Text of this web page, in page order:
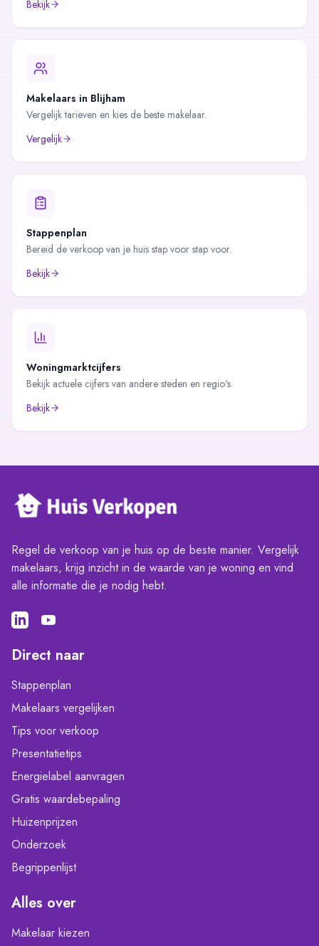
Bekijk
Makelaars in Blijham
Vergelijk tarieven en kies de beste makelaar.
Vergelijk
Stappenplan
Bereid de verkoop van je huis stap voor stap voor.
Bekijk
Woningmarktcijfers
Bekijk actuele cijfers van andere steden en regio's.
Bekijk
Regel de verkoop van je huis op de beste manier. Vergelijk
makelaars, krijg inzicht in de waarde van je woning en vind
alle informatie die je nodig hebt.
Direct naar
Stappenplan
Makelaars vergelijken
Tips voor verkoop
Presentatietips
Energielabel aanvragen
Gratis waardebepaling
Huizenprijzen
Onderzoek
Begrippenlijst
Alles over
Makelaar kiezen